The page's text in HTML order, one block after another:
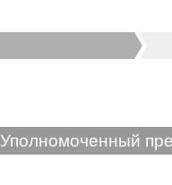
Уполномоченный